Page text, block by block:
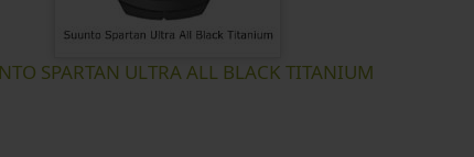
SPARTAN ULTRA ALL BLACK TITANIUM